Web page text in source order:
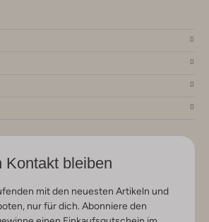
Kontakt bleiben
mit den neuesten Artikeln und
nur für dich. Abonniere den